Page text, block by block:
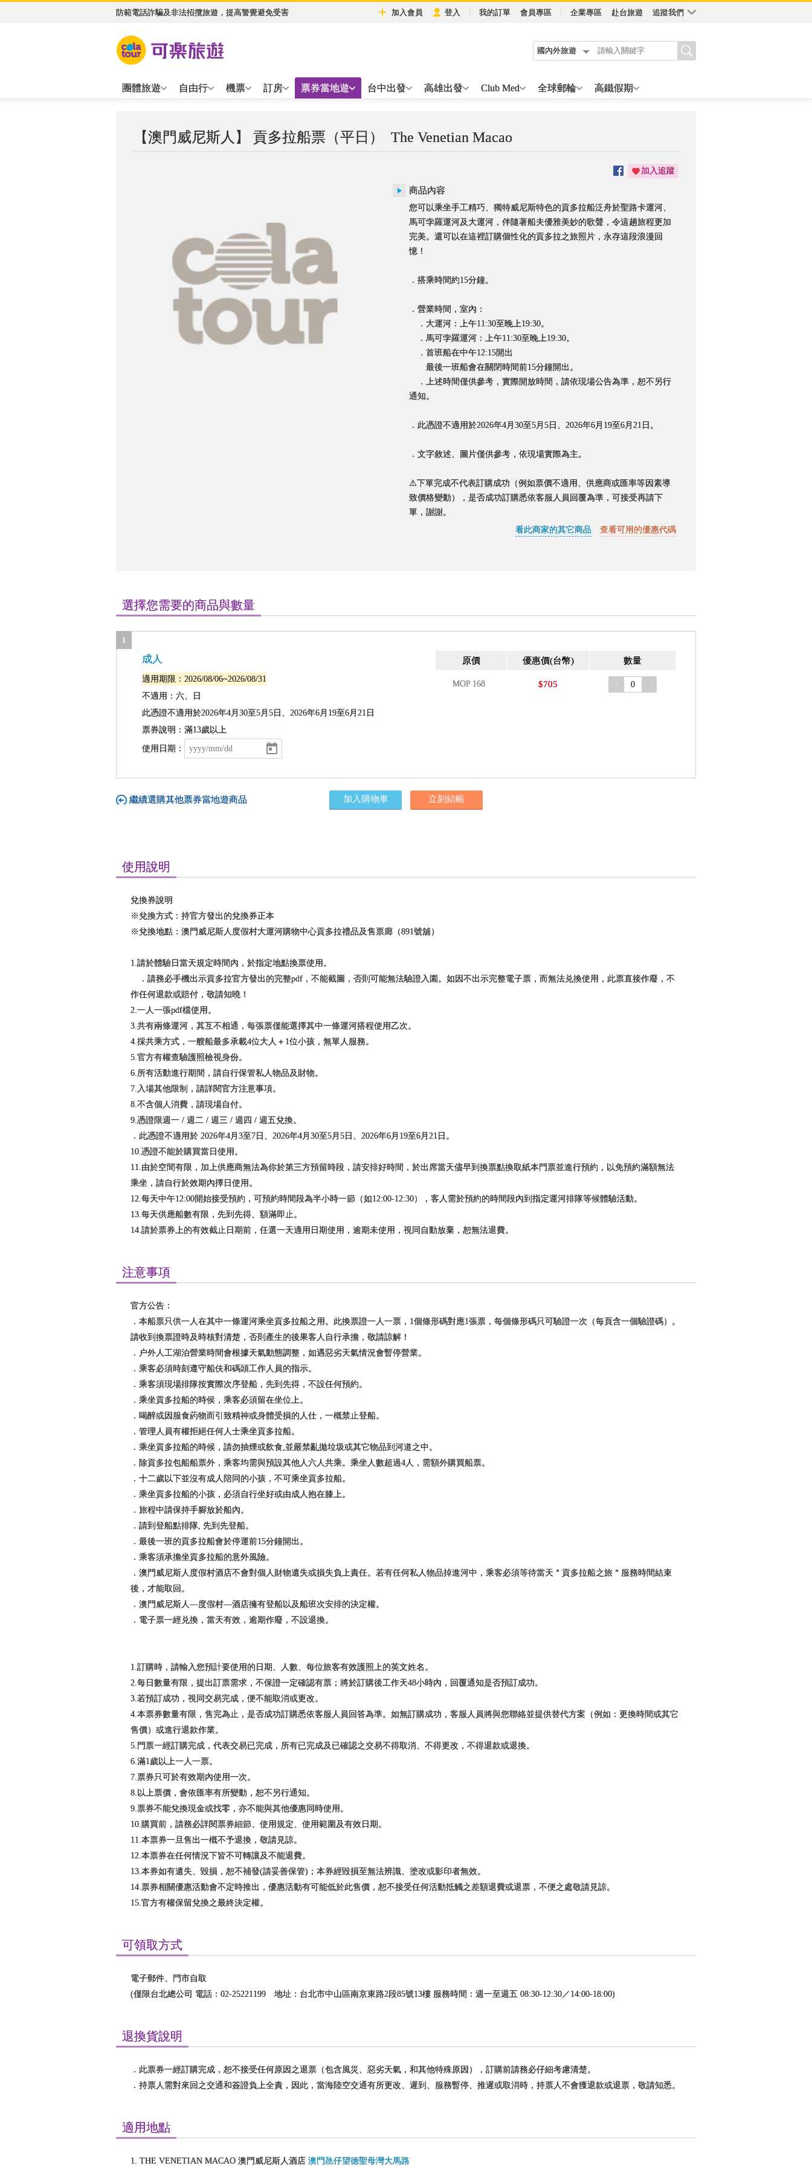
防範電話詐騙及非法招攬旅遊，提高警覺避免受害 加入會員 登入 我的訂單 會員專區 企業專區 赴台旅遊 追蹤我們
國內外旅遊
團體旅遊 自由行 機票 訂房 票券當地遊 台中出發 高雄出發 Club Med 全球郵輪 高鐵假期
【澳門威尼斯人】 貢多拉船票（平日） The Venetian Macao
加入追蹤
商品內容
您可以乘坐手工精巧、獨特威尼斯特色的貢多拉船泛舟於聖路卡運河、
馬可孛羅運河及大運河，伴隨著船夫優雅美妙的歌聲，令這趟旅程更加
完美。還可以在這裡訂購個性化的貢多拉之旅照片，永存這段浪漫回
憶！
．搭乘時間約15分鐘。
．營業時間，室內：
．大運河：上午11:30至晚上19:30。
．馬可孛羅運河：上午11:30至晚上19:30。
．首班船在中午12:15開出
最後一班船會在關閉時間前15分鐘開出。
．上述時間僅供參考，實際開放時間，請依現場公告為準，恕不另行
通知。
．此憑證不適用於2026年4月30至5月5日、2026年6月19至6月21日。
．文字敘述、圖片僅供參考，依現場實際為主。
⚠️下單完成不代表訂購成功（例如票價不適用、供應商或匯率等因素導
致價格變動），是否成功訂購悉依客服人員回覆為準，可接受再請下
單，謝謝。
看此商家的其它商品
查看可用的優惠代碼
選擇您需要的商品與數量
1
成人
適用期限：2026/08/06~2026/08/31
不適用： 六、日
此憑證不適用於2026年4月30至5月5日、2026年6月19至6月21日
票券說明：滿13歲以上
使用日期：
原價 優惠價(台幣) 數量
MOP 168 $705 - +
加入購物車 立刻結帳
繼續選購其他票券當地遊商品
使用說明
兌換券說明
※兌換方式：持官方發出的兌換券正本
※兌換地點：澳門威尼斯人度假村大運河購物中心貢多拉禮品及售票廊（891號舖）
1.請於體驗日當天規定時間內，於指定地點換票使用。
．請務必手機出示貢多拉官方發出的完整pdf，不能截圖，否則可能無法驗證入園。如因不出示完整電子票，而無法兑換使用，此票直接作廢，不
作任何退款或賠付，敬請知曉！
2.一人一張pdf檔使用。
3.共有兩條運河，其互不相通，每張票僅能選擇其中一條運河搭程使用乙次。
4.採共乘方式，一艘船最多承載4位大人＋1位小孩，無單人服務。
5.官方有權查驗護照檢視身份。
6.所有活動進行期間，請自行保管私人物品及財物。
7.入場其他限制，請詳閱官方注意事項。
8.不含個人消費，請現場自付。
9.憑證限週一 / 週二 / 週三 / 週四 / 週五兌換。
．此憑證不適用於 2026年4月3至7日、2026年4月30至5月5日、2026年6月19至6月21日。
10.憑證不能於購買當日使用。
11.由於空間有限，加上供應商無法為你於第三方預留時段，請安排好時間，於出席當天儘早到換票點換取紙本門票並進行預約，以免預約滿額無法
乘坐，請自行於效期內擇日使用。
12.每天中午12:00開始接受預約，可預約時間段為半小時一節（如12:00-12:30），客人需於預約的時間段內到指定運河排隊等候體驗活動。
13.每天供應船數有限，先到先得、額滿即止。
14.請於票券上的有效截止日期前，任選一天適用日期使用，逾期未使用，視同自動放棄，恕無法退費。
注意事項
官方公告：
．本船票只供一人在其中一條運河乘坐貢多拉船之用。此換票證一人一票，1個條形碼對應1張票，每個條形碼只可驗證一次（每頁含一個驗證碼）。
請收到換票證時及時核對清楚，否則產生的後果客人自行承擔，敬請諒解！
．户外人工湖泊營業時間會根據天氣動態調整，如遇惡劣天氣情況會暫停營業。
．乘客必須時刻遵守船伕和碼頭工作人員的指示。
．乘客須現場排隊按實際次序登船，先到先得，不設任何預約。
．乘坐貢多拉船的時侯，乘客必須留在坐位上。
．喝醉或因服食葯物而引致精神或身體受損的人仕，一概禁止登船。
．管理人員有權拒絕任何人士乘坐貢多拉船。
．乘坐貢多拉船的時候，請勿抽煙或飲食,並嚴禁亂拋垃圾或其它物品到河道之中。
．除貢多拉包船船票外，乘客均需與預設其他人六人共乘。乘坐人數超過4人，需額外購買船票。
．十二歲以下並沒有成人陪同的小孩，不可乘坐貢多拉船。
．乘坐貢多拉船的小孩，必須自行坐好或由成人抱在膝上。
．旅程中請保持手腳放於船內。
．請到登船點排隊, 先到先登船。
．最後一班的貢多拉船會於停運前15分鐘開出。
．乘客須承擔坐貢多拉船的意外風險。
．澳門威尼斯人度假村酒店不會對個人財物遺失或損失負上責任。若有任何私人物品掉進河中，乘客必須等待當天＂貢多拉船之旅＂服務時間結束
後，才能取回。
．澳門威尼斯人—度假村—酒店擁有登船以及船班次安排的決定權。
．電子票一經兑換，當天有效，逾期作廢，不設退換。
1.訂購時，請輸入您預計要使用的日期、人數、每位旅客有效護照上的英文姓名。
2.每日數量有限，提出訂票需求，不保證一定確認有票；將於訂購後工作天48小時內，回覆通知是否預訂成功。
3.若預訂成功，視同交易完成，便不能取消或更改。
4.本票券數量有限，售完為止，是否成功訂購悉依客服人員回答為準。如無訂購成功，客服人員將與您聯絡並提供替代方案（例如：更換時間或其它
售價）或進行退款作業。
5.門票一經訂購完成，代表交易已完成，所有已完成及已確認之交易不得取消、不得更改，不得退款或退換。
6.滿1歲以上一人一票。
7.票券只可於有效期內使用一次。
8.以上票價，會依匯率有所變動，恕不另行通知。
9.票券不能兌換現金或找零，亦不能與其他優惠同時使用。
10.購買前，請務必詳閱票券細節、使用規定、使用範圍及有效日期。
11.本票券一旦售出一概不予退換，敬請見諒。
12.本票券在任何情況下皆不可轉讓及不能退費。
13.本券如有遺失、毀損，恕不補發(請妥善保管)；本券經毀損至無法辨識、塗改或影印者無效。
14.票券相關優惠活動會不定時推出，優惠活動有可能低於此售價，恕不接受任何活動抵觸之差額退費或退票，不便之處敬請見諒。
15.官方有權保留兌換之最終決定權。
可領取方式
電子郵件、門市自取
(僅限台北總公司 電話：02-25221199 地址：台北市中山區南京東路2段85號13樓 服務時間：週一至週五 08:30-12:30／14:00-18:00)
退換貨說明
．此票券一經訂購完成，恕不接受任何原因之退票（包含風災、惡劣天氣，和其他特殊原因），訂購前請務必仔細考慮清楚。
．持票人需對來回之交通和簽證負上全責，因此，當海陸空交通有所更改、遲到、服務暫停、推遲或取消時，持票人不會獲退款或退票，敬請知悉。
適用地點
1. THE VENETIAN MACAO 澳門威尼斯人酒店 澳門氹仔望德聖母灣大馬路